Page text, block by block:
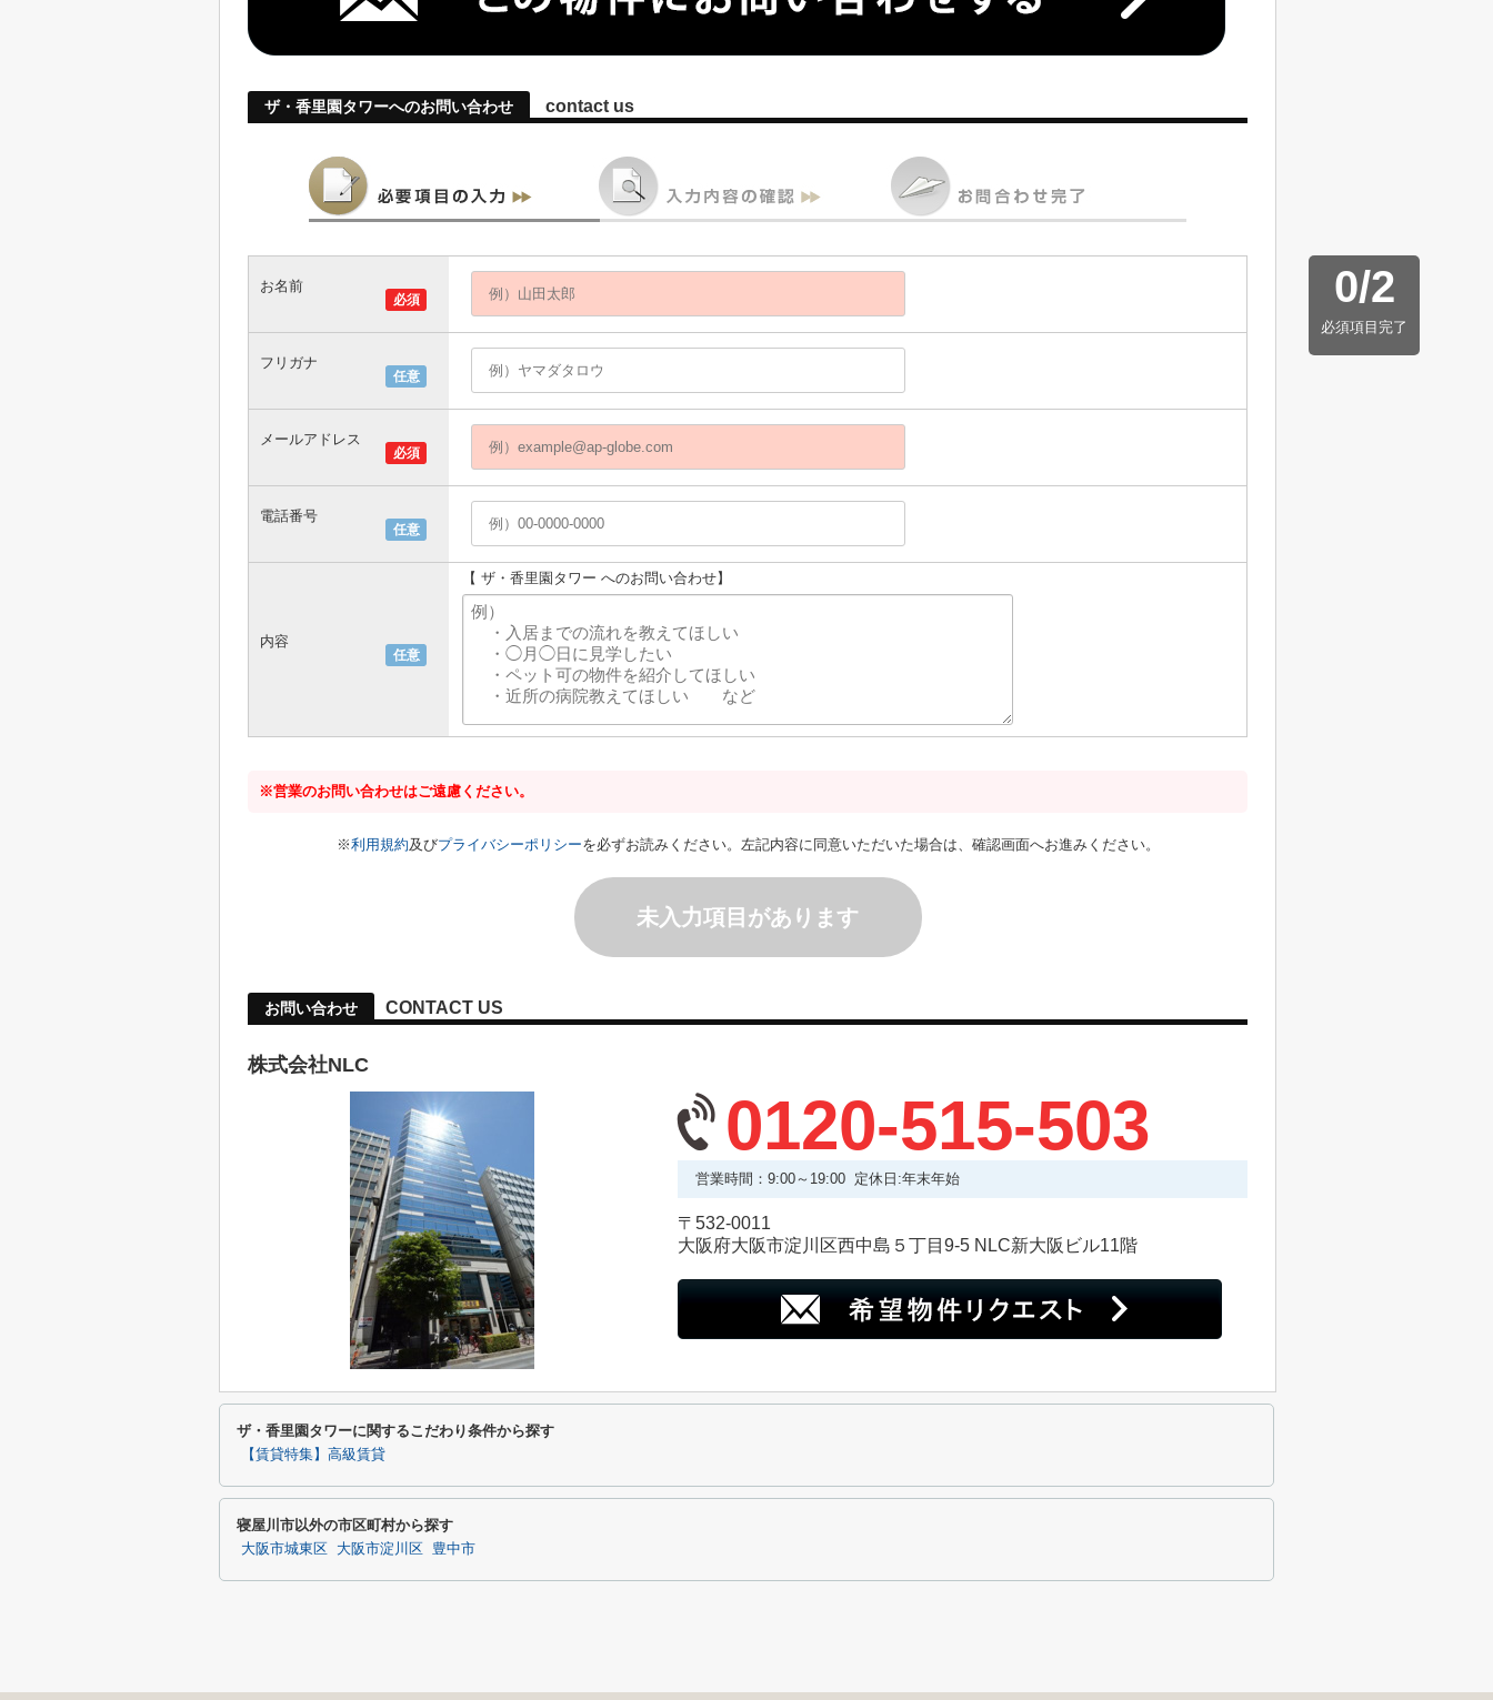
ザ・香里園タワーへのお問い合わせ contact us
0/2
必須項目完了
必須
お名前
任意
フリガナ
必須
メールアドレス
任意
電話番号
任意
内容
【 ザ・香里園タワー へのお問い合わせ】
※営業のお問い合わせはご遠慮ください。
※利用規約及びプライバシーポリシーを必ずお読みください。左記内容に同意いただいた場合は、確認画面へお進みください。
未入力項目があります
お問い合わせ CONTACT US
株式会社NLC
0120-515-503
営業時間：9:00～19:00 定休日:年末年始
〒532-0011
大阪府大阪市淀川区西中島５丁目9-5 NLC新大阪ビル11階
ザ・香里園タワーに関するこだわり条件から探す
【賃貸特集】高級賃貸
寝屋川市以外の市区町村から探す
大阪市城東区 大阪市淀川区 豊中市